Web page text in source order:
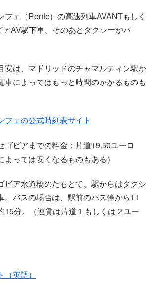
フェ（Renfe）の高速列車AVANTもしく
アAV駅下車。そのあとタクシーかバ
安は、マドリッドのチャマルティン駅か
車によってはもっと時間のかかるものも
フェの公式時刻表サイト
ゴビアまでの料金：片道19.50ユーロ
よっては安くなるものもある）
ビア水道橋のたもとで、駅からはタクシ
。バスの場合は、駅前のバス停から11
15分。（運賃は片道１もしくは２ユー
英語）